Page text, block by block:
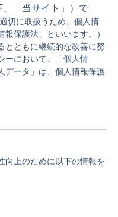
「当サイト」）で
切に取扱うため、個人情
保護法」といいます。）
とともに継続的な改善に努
ーにおいて、「個人情
データ」は、個人情報保護
向上のために以下の情報を